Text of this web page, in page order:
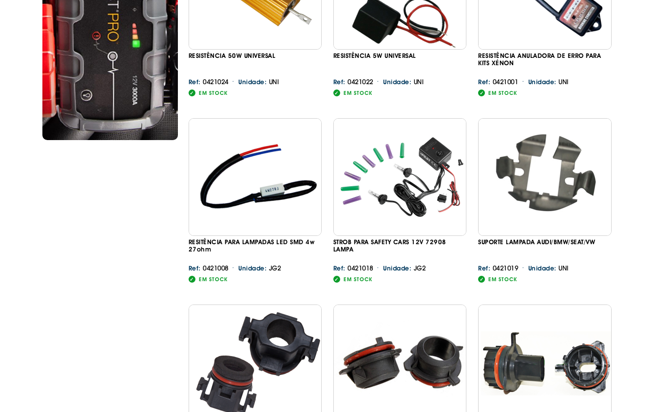
RESISTÊNCIA 50W UNIVERSAL
Ref: 0421024 · Unidade: UNI
EM STOCK
RESISTÊNCIA 5W UNIVERSAL
Ref:0421022 · Unidade: UNI
EM STOCK
RESISTÊNCIA ANULADORA DE ERRO PARA
KITS XÉNON
Ref: 0421001 · Unidade:UNI
EM STOCK
RESITÊNCIA PARA LAMPADAS LED SMD 4w
27ohm
Ref: 0421008 · Unidade: JG2
EM STOCK
STROB PARA SAFETY CARS 12V 72908
LAMPA
Ref:0421018 · Unidade: JG2
EM STOCK
SUPORTE LAMPADA AUDI/BMW/SEAT/VW
Ref: 0421019 · Unidade:UNI
EM STOCK